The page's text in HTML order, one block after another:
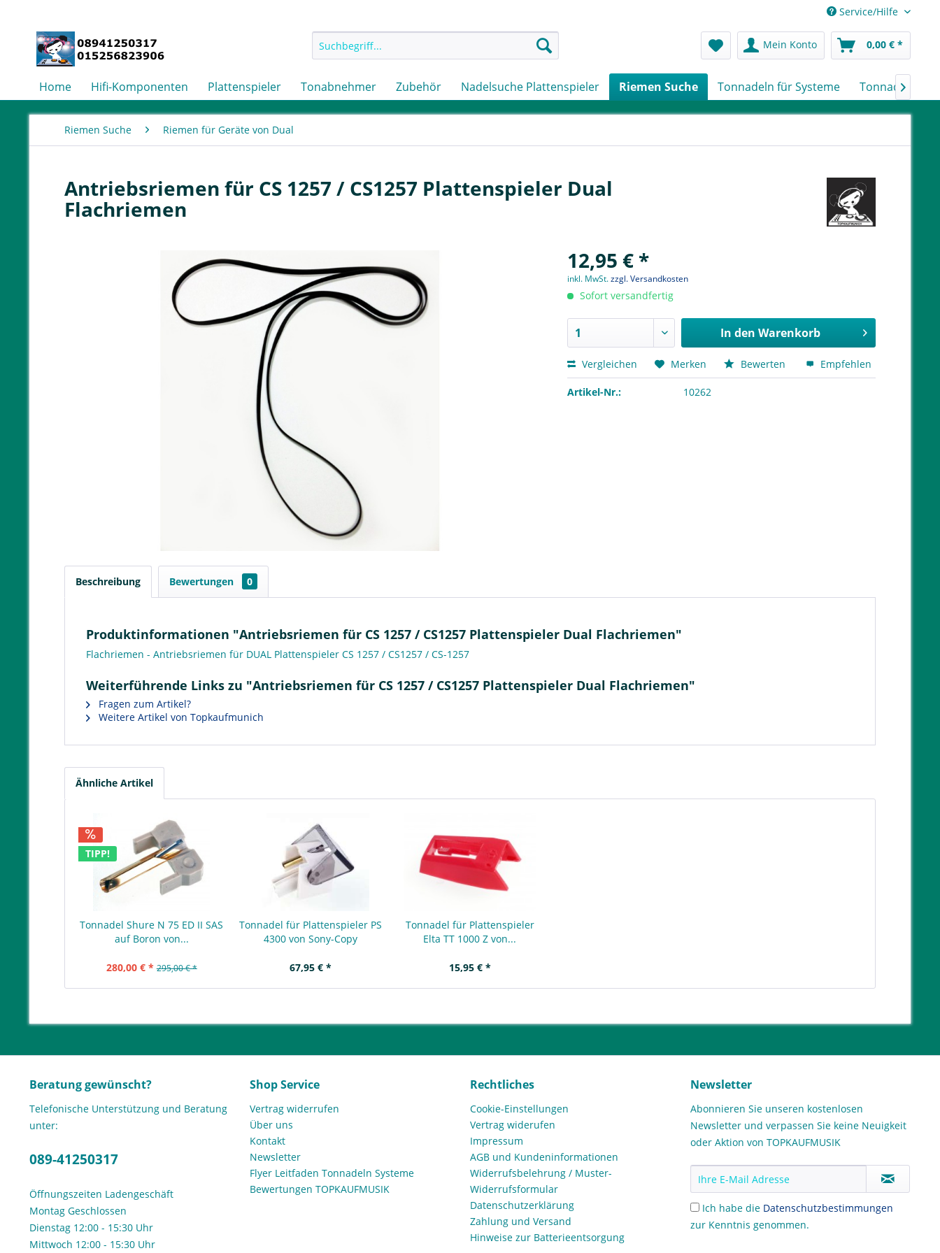
Service/Hilfe
Mein Konto 0,00 € *
Home Hifi-Komponenten Plattenspieler Tonabnehmer Zubehör Nadelsuche Plattenspieler Riemen Suche Tonnadeln für Systeme Tonnadeln

Riemen Suche Riemen für Geräte von Dual
Antriebsriemen für CS 1257 / CS1257 Plattenspieler Dual
Flachriemen
12,95 € *
inkl. MwSt.zzgl. Versandkosten
Sofort versandfertig
In den Warenkorb
Vergleichen Merken Bewerten Empfehlen
Artikel-Nr.: 10262
Beschreibung Bewertungen 0
Produktinformationen "Antriebsriemen für CS 1257 / CS1257 Plattenspieler Dual Flachriemen"
Flachriemen - Antriebsriemen für DUAL Plattenspieler CS 1257 / CS1257 / CS-1257
Weiterführende Links zu "Antriebsriemen für CS 1257 / CS1257 Plattenspieler Dual Flachriemen"
Fragen zum Artikel?
Weitere Artikel von Topkaufmunich
Ähnliche Artikel
TIPP!
Tonnadel Shure N 75 ED II SAS
auf Boron von...
280,00 € * 295,00 € *
Tonnadel für Plattenspieler PS
4300 von Sony-Copy
67,95 € *
Tonnadel für Plattenspieler
Elta TT 1000 Z von...
15,95 € *
Beratung gewünscht?
Telefonische Unterstützung und Beratung
unter:
089-41250317
Öffnungszeiten Ladengeschäft
Montag Geschlossen
Dienstag 12:00 - 15:30 Uhr
Mittwoch 12:00 - 15:30 Uhr
Shop Service
Vertrag widerrufen
Über uns
Kontakt
Newsletter
Flyer Leitfaden Tonnadeln Systeme
Bewertungen TOPKAUFMUSIK
Rechtliches
Cookie-Einstellungen
Vertrag widerufen
Impressum
AGB und Kundeninformationen
Widerrufsbelehrung / Muster-
Widerrufsformular
Datenschutzerklärung
Zahlung und Versand
Hinweise zur Batterieentsorgung
Newsletter
Abonnieren Sie unseren kostenlosen
Newsletter und verpassen Sie keine Neuigkeit
oder Aktion von TOPKAUFMUSIK
Ich habe die Datenschutzbestimmungen
zur Kenntnis genommen.